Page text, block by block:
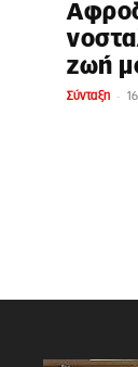
ζωή
Σύνταξη -